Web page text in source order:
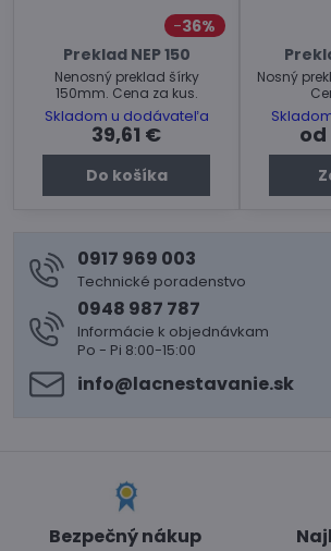
36%
Preklad NEP 150
Nenosný preklad šírky
150mm. Cena za kus.
Skladom u dodávateľa
39,61 €
Do košíka
Nosný
od
0917 969 003
Technické poradenstvo
0948 987 787
Informácie k objednávkam
Po - Pi 8:00-15:00
info​@lacnestavanie​.sk
Bezpečný nákup